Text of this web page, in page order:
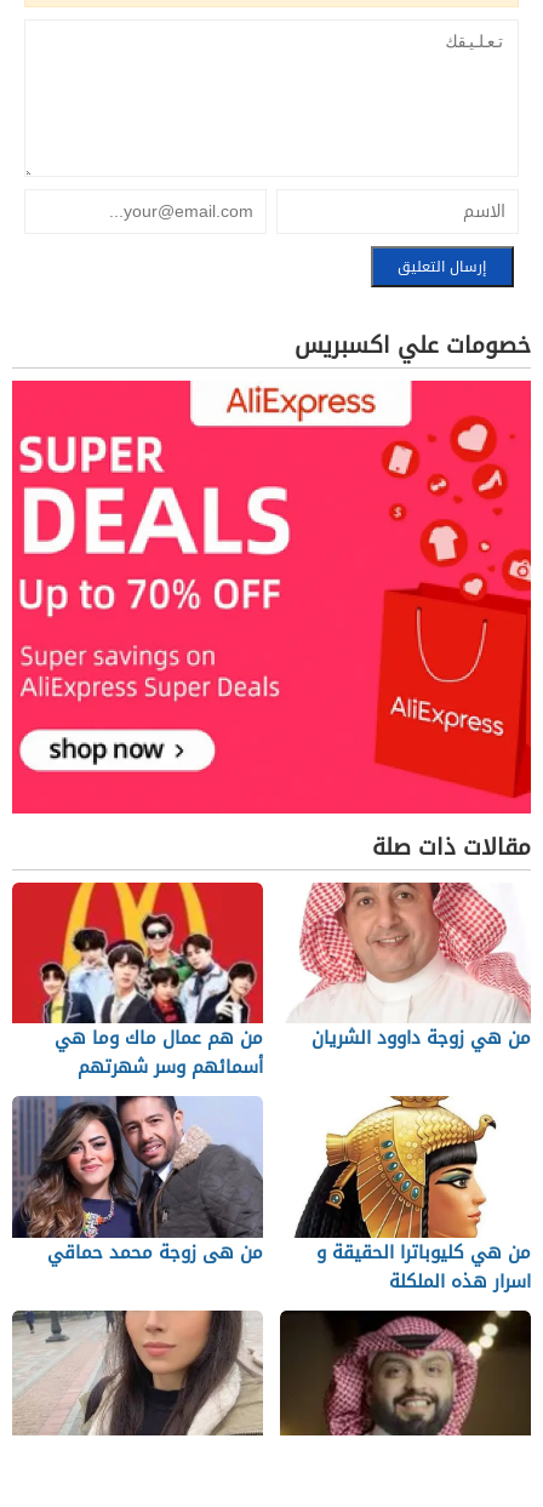
خصومات علي اكسبريس
مقالات ذات صلة
من هي زوجة داوود الشريان
من هم عمال ماك وما هي
أسمائهم وسر شهرتهم
من هي كليوباترا الحقيقة و
اسرار هذه الملكلة
من هى زوجة محمد حماقي